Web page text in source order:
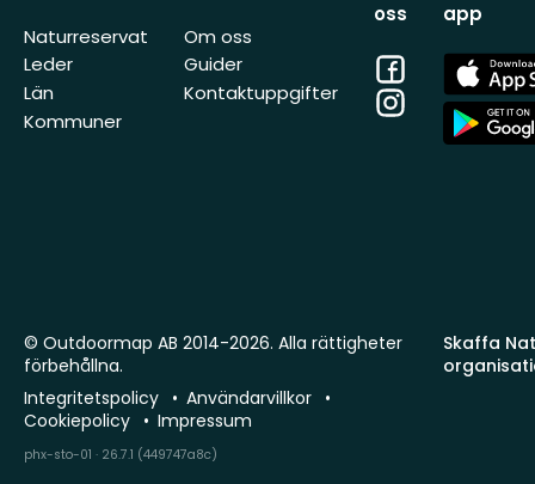
Naturreservat
Leder
Län
Kommuner
Om oss
Guider
Kontaktuppgifter
oss
Facebook
Instagram
app
App
Store
App
Store
Skaffa
© Outdoormap AB 2014-2026. Alla rättigheter
förbehållna.
Integritetspolicy
Användarvillkor
Cookiepolicy
Impressum
phx-sto-01 · 26.7.1 (449747a8c)